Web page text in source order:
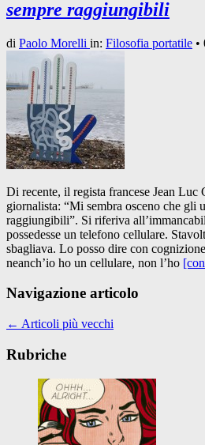
sempre raggiungibili
di Paolo Morelli in: Filosofia portatile •
Di recente, il regista francese Jean Luc
giornalista: “Mi sembra osceno che gli
raggiungibili”. Si riferiva
possedesse un telefono cellulare.
sbagliava. Lo posso dire con
neanch’io ho un cellulare, non l’ho
Navigazione articolo
← Articoli più vecchi
Rubriche